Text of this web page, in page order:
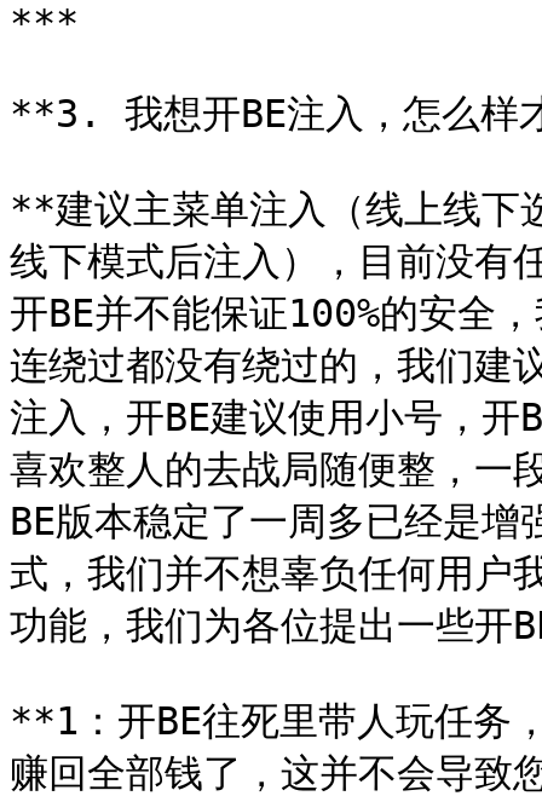
***
**3. 我想开BE注入，怎么样
**建议主菜单注入（线上线下
线下模式后注入），目前没有
开BE并不能保证100%的安全
连绕过都没有绕过的，我们建
注入，开BE建议使用小号，开
喜欢整人的去战局随便整，一
BE版本稳定了一周多已经是
式，我们并不想辜负任何用户
功能，我们为各位提出一些开
**1：开BE往死里带人玩任务
赚回全部钱了，这并不会导致